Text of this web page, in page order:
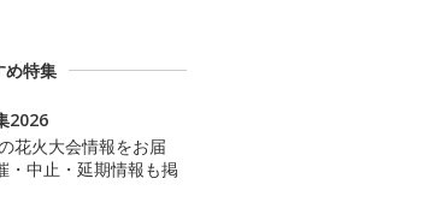
め特集
2026
花火大会情報をお届
・中止・延期情報も掲